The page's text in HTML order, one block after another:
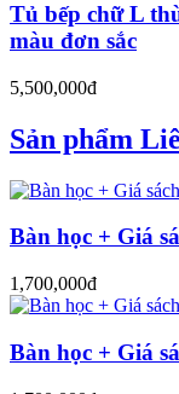
Tủ bếp chữ L
màu đơn sắc
5,500,000đ
Sản phẩm
Bàn học + Giá
1,700,000đ
Bàn học + Giá